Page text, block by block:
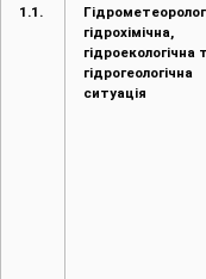
1.1.
гідрохімічна,
гідроекологічна
гідрогеологічна
ситуація